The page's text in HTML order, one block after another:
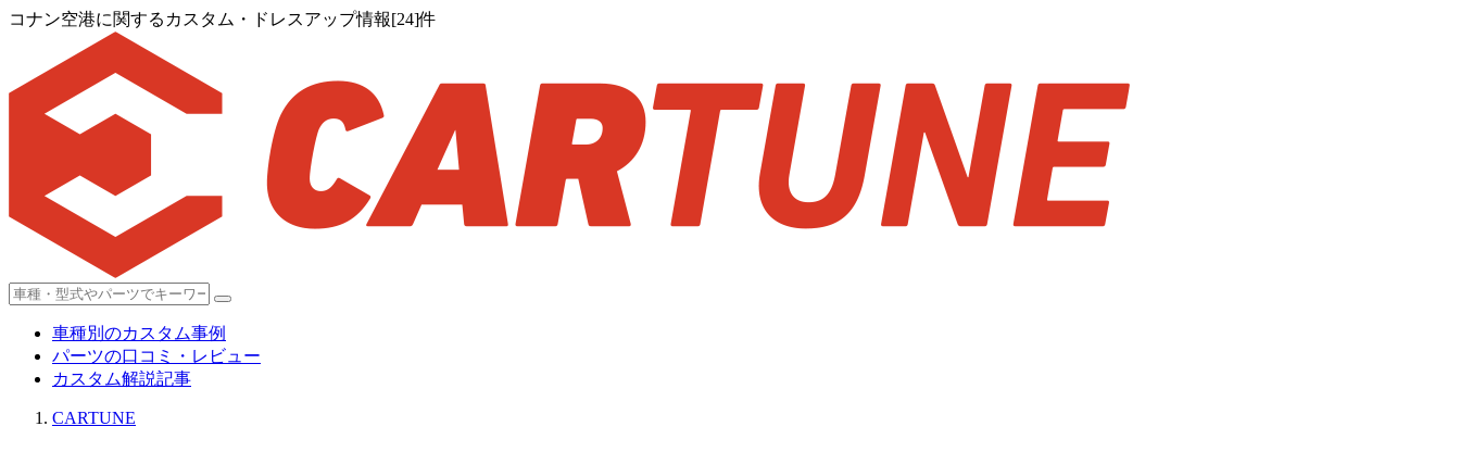
コナン空港に関するカスタム・ドレスアップ情報[24]件
車種別のカスタム事例
パーツの口コミ・レビュー
カスタム解説記事
CARTUNE